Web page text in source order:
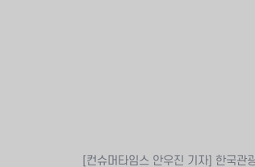
[컨슈머타임스 안우진 기자] 한국관